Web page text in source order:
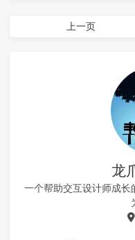
上一页
龙
一个帮助交互设计师成长